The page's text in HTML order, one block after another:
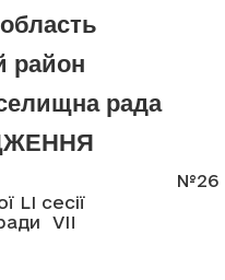
район
рада
№26
LI сесії
VII